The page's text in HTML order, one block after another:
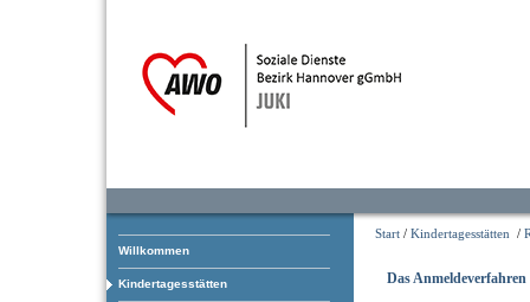
Willkommen
Kindertagesstätten
Start / Kindertagesstätten /
Das Anmeldeverfahren